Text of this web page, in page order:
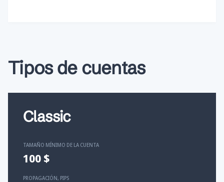
Tipos de cuentas
Classic
TAMAÑO MÍNIMO DE LA CUENTA
100 $
PROPAGACIÓN, PIPS